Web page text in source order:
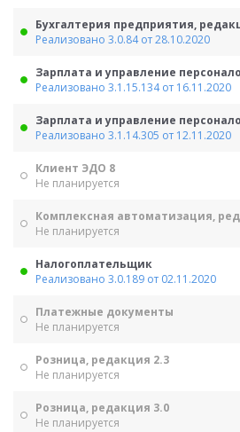
Бухгалтерия предприятия,
Реализовано 3.0.84 от 28.10.2020
Зарплата и управление
Реализовано 3.1.15.134 от 16.11.2020
Зарплата и управление
Реализовано 3.1.14.305 от 12.11.2020
Клиент ЭДО 8
Не планируется
Комплексная автоматизация,
Не планируется
Налогоплательщик
Реализовано 3.0.189 от 02.11.2020
Платежные документы
Не планируется
Розница, редакция 2.3
Не планируется
Розница, редакция 3.0
Не планируется